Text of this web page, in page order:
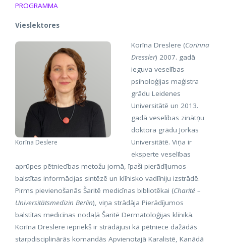
PROGRAMMA
Vieslektores
Korīna Deslere
Korīna Dreslere (Corinna
Dressler) 2007. gadā
ieguva veselības
psiholoģijas maģistra
grādu Leidenes
Universitātē un 2013.
gadā veselības zinātņu
doktora grādu Jorkas
Universitātē. Viņa ir
eksperte veselības
aprūpes pētniecības metožu jomā, īpaši pierādījumos
balstītas informācijas sintēzē un klīnisko vadlīniju izstrādē.
Pirms pievienošanās Šaritē medicīnas bibliotēkai (Charité –
Universitätsmedizin Berlin), viņa strādāja Pierādījumos
balstītas medicīnas nodaļā Šaritē Dermatoloģijas klīnikā.
Korīna Dreslere iepriekš ir strādājusi kā pētniece dažādās
starpdisciplinārās komandās Apvienotajā Karalistē, Kanādā